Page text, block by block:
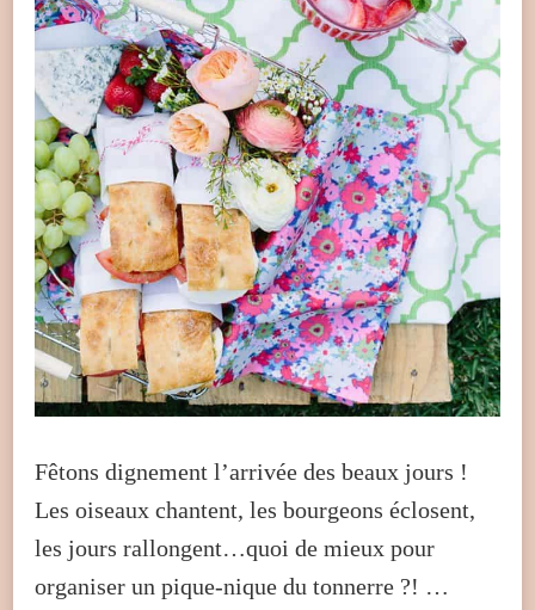
Fêtons dignement l’arrivée des beaux jours !
Les oiseaux chantent, les bourgeons éclosent,
les jours rallongent…quoi de mieux pour
organiser un pique-nique du tonnerre ?! …